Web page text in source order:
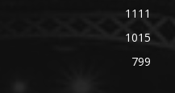
1111
1015
799